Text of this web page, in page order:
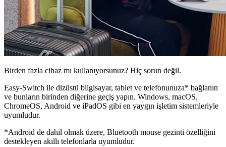
Birden fazla cihaz mı kullanıyorsunuz? Hiç sorun değil.
Easy-Switch ile dizüstü bilgisayar, tablet ve telefonunuza* bağlanın
ve bunların birinden diğerine geçiş yapın. Windows, macOS,
ChromeOS, Android ve iPadOS gibi en yaygın işletim sistemleriyle
uyumludur.
*Android de dahil olmak üzere, Bluetooth mouse gezinti özelliğini
destekleyen akıllı telefonlarla uyumludur.